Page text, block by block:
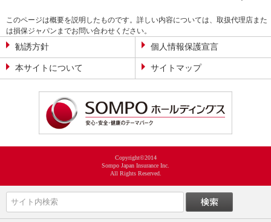
このページは概要を説明したものです。詳しい内容については、取扱代理店また
は損保ジャパンまでお問い合わせください。
勧誘方針 個人情報保護宣言
本サイトについて サイトマップ
Copyright©2014
Sompo Japan Insurance Inc.
All Rights Reserved.